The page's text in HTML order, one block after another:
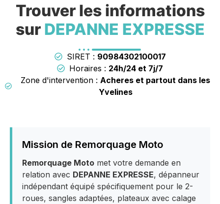
Trouver les informations
sur DEPANNE EXPRESSE
SIRET : 90984302100017
Horaires : 24h/24 et 7j/7
Zone d'intervention : Acheres et partout dans les
Yvelines
Mission de Remorquage Moto
Remorquage Moto met votre demande en
relation avec DEPANNE EXPRESSE, dépanneur
indépendant équipé spécifiquement pour le 2-
roues, sangles adaptées, plateaux avec calage